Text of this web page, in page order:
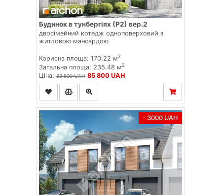
Будинок в тунбергіях (Р2) вер.2
двосімейний котедж одноповерховий з
житловою мансардою
Корисна площа: 170.22 м2
Загальна площа: 235.48 м2
Ціна: 88 800 UAH 85 800 UAH
- 3000 UAH